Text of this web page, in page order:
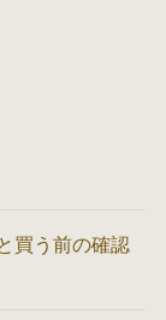
買う前の確認